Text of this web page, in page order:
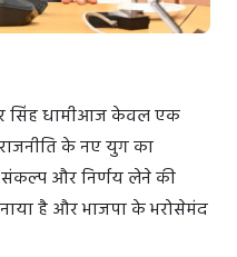
सिंह धामीआज केवल एक
राजनीति के नए युग का
संकल्प और निर्णय लेने की
है और भाजपा के भरोसेमंद